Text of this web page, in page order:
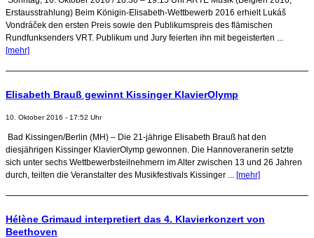
Erstausstrahlung) Beim Königin-Elisabeth-Wettbewerb 2016 erhielt Lukáš
Vondráček den ersten Preis sowie den Publikumspreis des flämischen
Rundfunksenders VRT. Publikum und Jury feierten ihn mit begeisterten ...
[mehr]
Elisabeth Brauß gewinnt Kissinger KlavierOlymp
10. Oktober 2016 - 17:52 Uhr
Bad Kissingen/Berlin (MH) – Die 21-jährige Elisabeth Brauß hat den
diesjährigen Kissinger KlavierOlymp gewonnen. Die Hannoveranerin setzte
sich unter sechs Wettbewerbsteilnehmern im Alter zwischen 13 und 26 Jahren
durch, teilten die Veranstalter des Musikfestivals Kissinger ... [mehr]
Hélène Grimaud interpretiert das 4. Klavierkonzert von
Beethoven